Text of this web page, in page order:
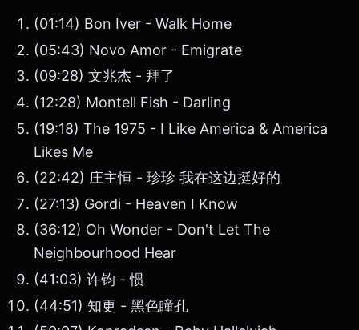
(01:14) Bon Iver - Walk Home
(05:43) Novo Amor - Emigrate
(09:28) 文兆杰 - 拜了
(12:28) Montell Fish - Darling
(19:18) The 1975 - I Like America & America
Likes Me
(22:42) 庄主恒 - 珍珍 我在这边挺好的
(27:13) Gordi - Heaven I Know
(36:12) Oh Wonder - Don't Let The
Neighbourhood Hear
(41:03) 许钧 - 惯
(44:51) 知更 - 黑色瞳孔